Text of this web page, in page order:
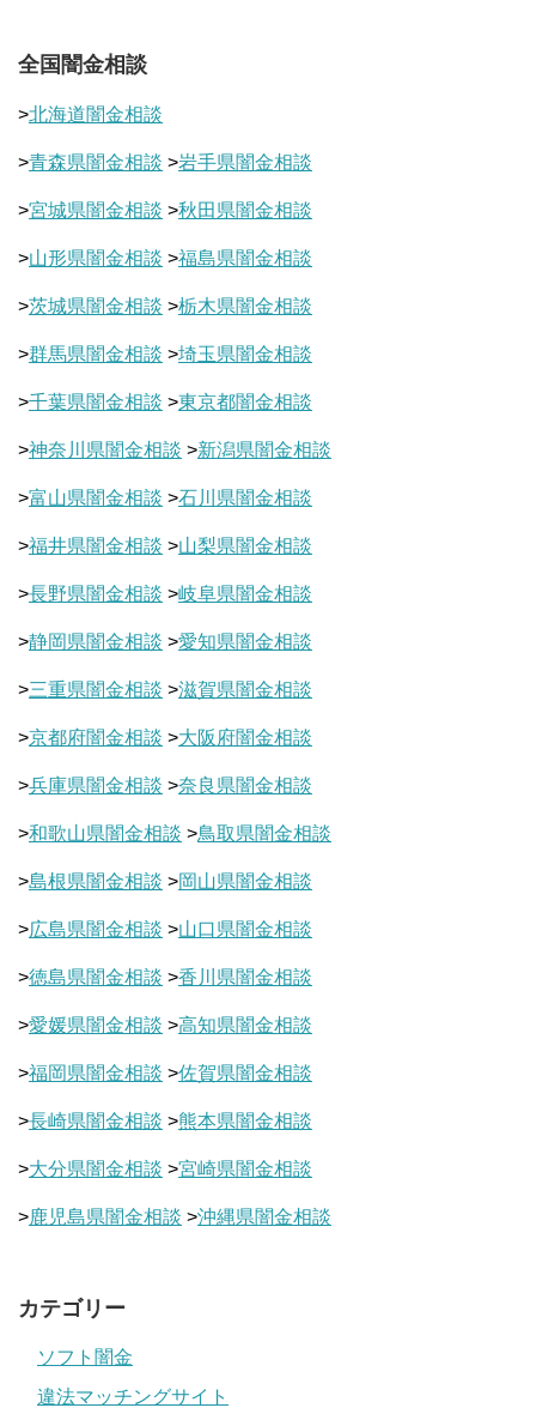
全国闇金相談
>北海道闇金相談
>青森県闇金相談 >岩手県闇金相談
>宮城県闇金相談 >秋田県闇金相談
>山形県闇金相談 >福島県闇金相談
>茨城県闇金相談 >栃木県闇金相談
>群馬県闇金相談 >埼玉県闇金相談
>千葉県闇金相談 >東京都闇金相談
>神奈川県闇金相談 >新潟県闇金相談
>富山県闇金相談 >石川県闇金相談
>福井県闇金相談 >山梨県闇金相談
>長野県闇金相談 >岐阜県闇金相談
>静岡県闇金相談 >愛知県闇金相談
>三重県闇金相談 >滋賀県闇金相談
>京都府闇金相談 >大阪府闇金相談
>兵庫県闇金相談 >奈良県闇金相談
>和歌山県闇金相談 >鳥取県闇金相談
>島根県闇金相談 >岡山県闇金相談
>広島県闇金相談 >山口県闇金相談
>徳島県闇金相談 >香川県闇金相談
>愛媛県闇金相談 >高知県闇金相談
>福岡県闇金相談 >佐賀県闇金相談
>長崎県闇金相談 >熊本県闇金相談
>大分県闇金相談 >宮崎県闇金相談
>鹿児島県闇金相談 >沖縄県闇金相談
カテゴリー
ソフト闇金
違法マッチングサイト